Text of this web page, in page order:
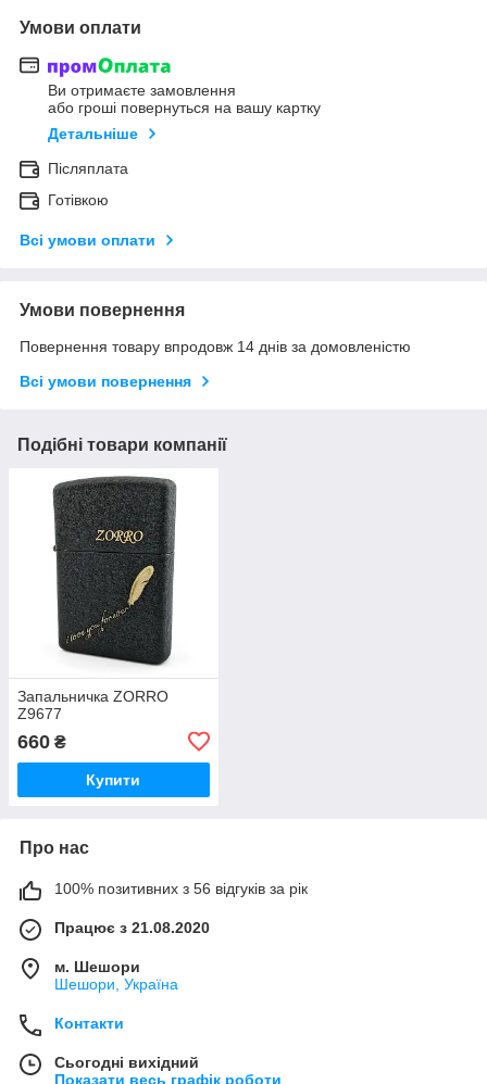
Умови оплати
Ви отримаєте замовлення
або гроші повернуться на вашу картку
Детальніше
Післяплата
Готівкою
Всі умови оплати
Умови повернення
Повернення товару впродовж 14 днів за домовленістю
Всі умови повернення
Подібні товари компанії
Запальничка ZORRO
Z9677
660 ₴
Купити
Про нас
100% позитивних з 56 відгуків за рік
Працює з 21.08.2020
м. Шешори
Шешори, Україна
Контакти
Сьогодні вихідний
Показати весь графік роботи